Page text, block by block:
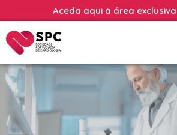
Aceda aqui à área